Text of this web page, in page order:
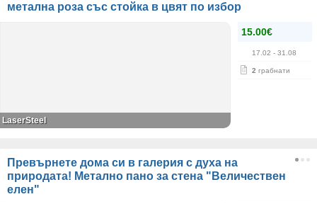
метална роза със стойка в цвят по избор
15.00€
17.02 - 31.08
2 грабнати
LaserSteel
Превърнете дома си в галерия с духа на
природата! Метално пано за стена "Величествен
елен"